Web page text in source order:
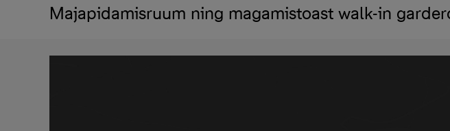
Majapidamisruum ning magamistoast walk-in